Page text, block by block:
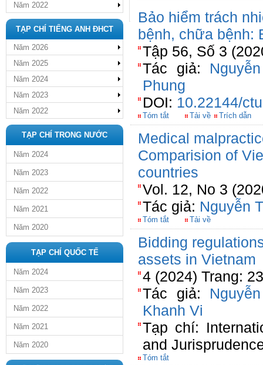
Năm 2022
TẠP CHÍ TIẾNG ANH ĐHCT
Năm 2026
Năm 2025
Năm 2024
Năm 2023
Năm 2022
TẠP CHÍ TRONG NƯỚC
Năm 2024
Năm 2023
Năm 2022
Năm 2021
Năm 2020
TẠP CHÍ QUỐC TẾ
Năm 2024
Năm 2023
Năm 2022
Năm 2021
Năm 2020
Bảo hiểm trách
bệnh, chữa bệnh:
Tập 56, Số 3
Tác giả:
Phung
DOI: 10.22144/
Tóm tắt Tải về Trích dẫn
Medical
Comparision of
countries
Vol. 12, No 3
Tác giả: Nguyễn
Tóm tắt Tải về
Bidding
assets in Vietnam
4 (2024) Trang:
Tác giả:
Khanh Vi
Tạp chí:
and
Tóm tắt